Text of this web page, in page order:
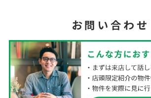
お問い合わせ